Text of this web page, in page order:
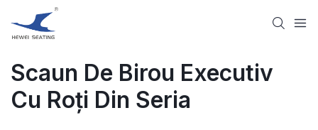
Scaun De Birou Executiv
Cu Roți Din Seria